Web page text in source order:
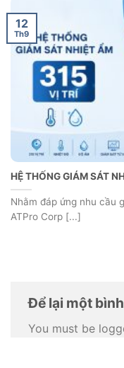
HỆ THỐNG GIÁM SÁT
Nhằm đáp ứng nhu cầu
ATPro Corp [...]
12
Th9
Để lại một
You must be